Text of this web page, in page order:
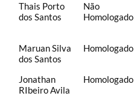
Thais Porto
dos Santos
Não
Homologado
Maruan Silva
dos Santos
Homologado
Jonathan
RIbeiro Avila
Homologado